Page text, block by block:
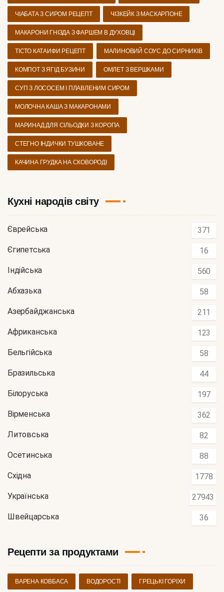
ЧІАБАТА З СИРОМ РЕЦЕПТ ЧІЗКЕЙК З МАСКАРПОНЕ
МАКАРОНИ ГНІЗДА З ФАРШЕМ В ДУХОВЦІ
ТІСТО КАТАИФИ РЕЦЕПТ МАЛИНОВИЙ СОУС ДО СИРНИКІВ
КОМПОТ З ЯГІД БУЗИНИ ОМЛЕТ З ВЕРШКАМИ
СУП З ЛОСОСЕМ І ПЛАВЛЕНИМ СИРОМ
МОЛОЧНА КАША З МАКАРОНАМИ
МАРИНАД ДЛЯ СІЛЬОДКИ З КОРОПА
СТЕГНО ІНДИЧКИ ТУШКОВАНЕ
КАЧИНА ГРУДКА НА СКОВОРОДІ
Кухні народів світу
Єврейська 371
Єгипетська 16
Індійська 560
Абхазька 58
Азербайджанська 211
Африканська 123
Бельгійська 58
Бразильська 44
Білоруська 197
Вірменська 362
Литовська 82
Осетинська 88
Східна 1778
Українська 27943
Швейцарська 36
Рецепти за продуктами
ВАРЕНА КОВБАСА ВОДОРОСТІ ГРЕЦЬКІ ГОРІХИ